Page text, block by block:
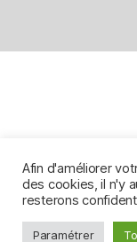
Afin d'améliorer
des cookies, il n'y
resterons
Paramétrer